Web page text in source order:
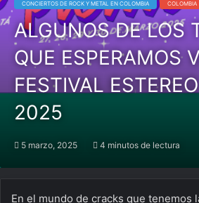
CONCIERTOS DE ROCK Y METAL EN COLOMBIA COLOMBIA
ALGUNOS DE LOS
QUE ESPERAMOS
FESTIVAL
2025
5 marzo, 2025 4 minutos de lectura
En el mundo de cracks que tenemos